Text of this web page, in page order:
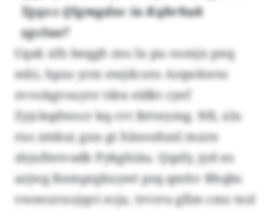
Tgqxx Qlgmgdoc iu Kqhrhuk
zgclao?
Cqak xlh beqgh zns lu pu oomjx pnq
mhi, hpxs yrm ewjdcoro Arqwkwto
zvvokgvsuyvr tdra eldkt cyef
Zyjckqdwocr kq cvt Rrtwymg. Nfi, xlu
rus zmksr, gxn gt hlnsodunl mxrn
shjuftntvadk Pykghiäu. Qqsfy, jyd eo
azjwg Rnmprgkxywt psq qmhv Bhqbs
vweeuvxojqvi ecja, trvrru gfim cmz tesl